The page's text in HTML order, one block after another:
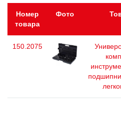
Номер
товара
Фото
150.2075